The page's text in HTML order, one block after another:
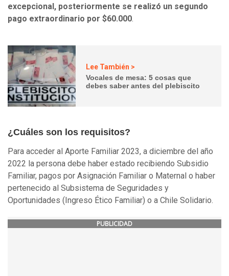
excepcional, posteriormente se realizó un segundo
pago extraordinario por $60.000.
Lee También >
Vocales de mesa: 5 cosas que
debes saber antes del plebiscito
¿Cuáles son los requisitos?
Para acceder al Aporte Familiar 2023, a diciembre del año
2022 la persona debe haber estado recibiendo Subsidio
Familiar, pagos por Asignación Familiar o Maternal o haber
pertenecido al Subsistema de Seguridades y
Oportunidades (Ingreso Ético Familiar) o a Chile Solidario.
PUBLICIDAD